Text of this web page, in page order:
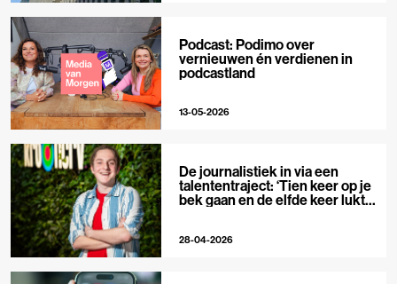
Podcast: Podimo over
vernieuwen én verdienen in
podcastland
13-05-2026
De journalistiek in via een
talententraject: ‘Tien keer op je
bek gaan en de elfde keer lukt
28-04-2026